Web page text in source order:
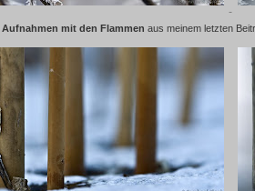
Aufnahmen mit den Flammen aus meinem letzten